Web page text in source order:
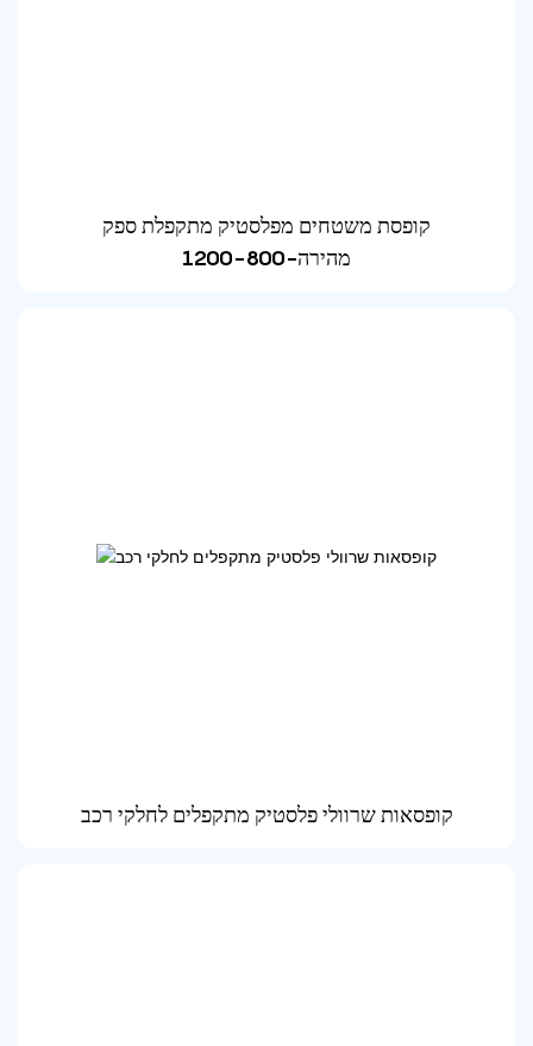
קופסת משטחים מפלסטיק מתקפלת ספק
מהירה-1200-800
קופסאות שרוולי פלסטיק מתקפלים לחלקי רכב